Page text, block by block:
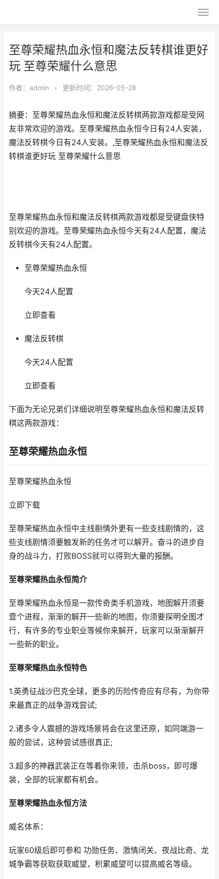
至尊荣耀热血永恒和魔法反转棋谁更好
玩 至尊荣耀什么意思
作者： admin • 更新时间：2026-05-28
摘要：至尊荣耀热血永恒和魔法反转棋两款游戏都是受网
友非常欢迎的游戏。至尊荣耀热血永恒今日有24人安装，
魔法反转棋今日有24人安装。,至尊荣耀热血永恒和魔法反
转棋谁更好玩 至尊荣耀什么意思
至尊荣耀热血永恒和魔法反转棋两款游戏都是受键盘侠特
别欢迎的游戏。至尊荣耀热血永恒今天有24人配置，魔法
反转棋今天有24人配置。
至尊荣耀热血永恒
今天24人配置
立即查看
魔法反转棋
今天24人配置
立即查看
下面为无论兄弟们详细说明至尊荣耀热血永恒和魔法反转
棋这两款游戏：
至尊荣耀热血永恒
至尊荣耀热血永恒
立即下载
至尊荣耀热血永恒中主线剧情外更有一些支线剧情的，这
些支线剧情须要触发新的任务才可以解开。奋斗的进步自
身的战斗力，打败BOSS就可以得到大量的报酬。
至尊荣耀热血永恒简介
至尊荣耀热血永恒是一款传奇类手机游戏，地图解开须要
壹个进程，渐渐的解开一些新的地图，你须要探明全图才
行，有许多的专业职业等候你来解开，玩家可以渐渐解开
一些新的职业。
至尊荣耀热血永恒特色
1.英勇征战沙巴克全球，更多的历险传奇应有尽有，为你带
来最真正的战争游戏尝试;
2.诸多令人震撼的游戏场景将会在这里还原，如同端游一
般的尝试，这种尝试感很真正;
3.超多的神器武装正在等着你来领，击杀boss，即可爆
装，全部的玩家都有机会。
至尊荣耀热血永恒方法
威名体系：
玩家60级后即可参和 功勋任务、激情闭关、夜战比奇、龙
城争霸等获取获取威望，积累威望可以提高威名等级。